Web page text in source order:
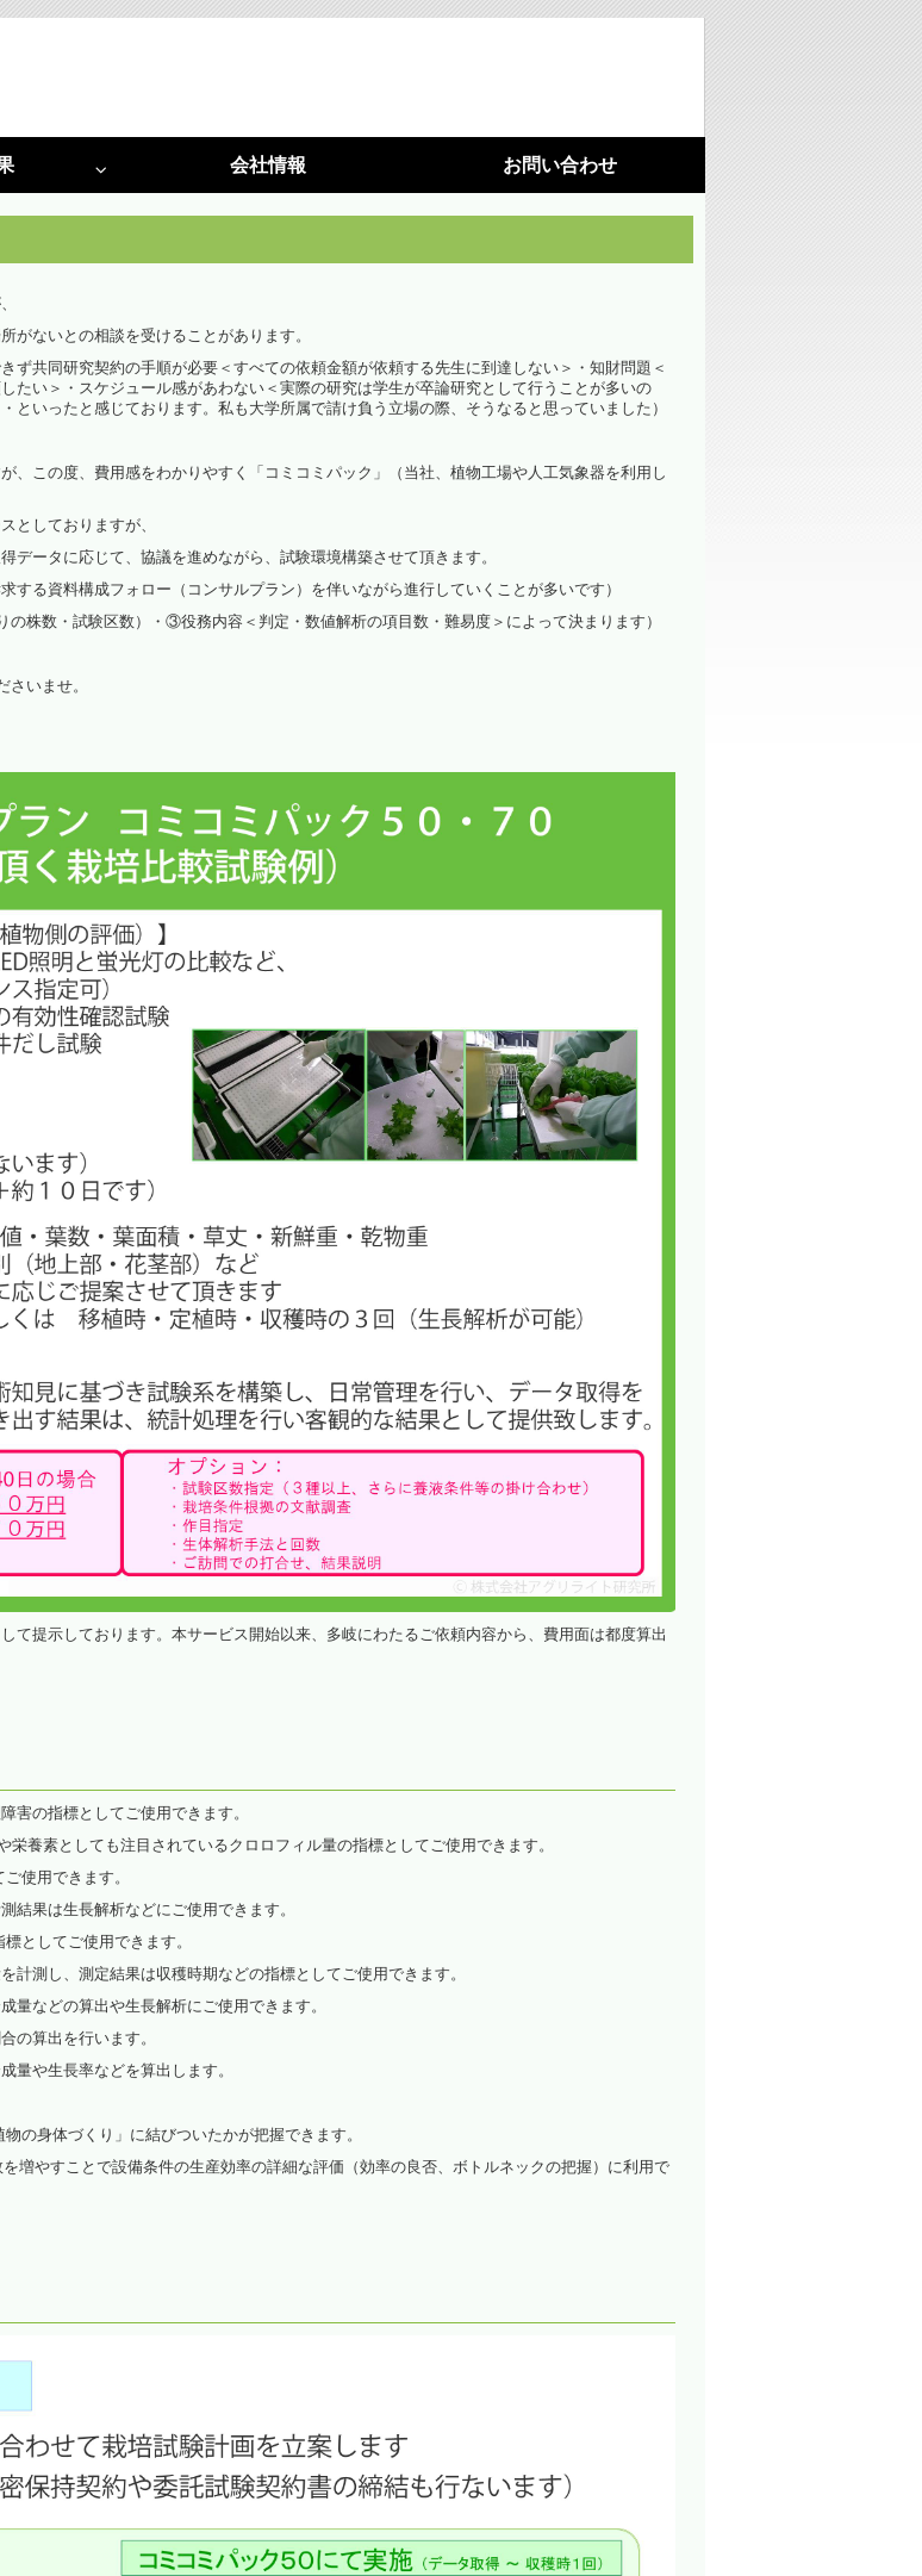
ント 植物工場コンサルタント
光環境構築
光環境構築
光環境高効率化
植物観察
藻が活着しにくいシート
植物工場考え方（ＤＶＤ）
パルス制御
（資料作成・講演・講師）
光環境構築
（ハウス用ＬＥＤ照明）
採択実績 利用機器
会社情報 お問い合わせ
がないとの相談を受けることがあります。
ず共同研究契約の手順が必要＜すべての依頼金額が依頼する先生に到達しない＞・知財問題＜
たい＞・スケジュール感があわない＜実際の研究は学生が卒論研究として行うことが多いの
いったと感じております。私も大学所属で請け負う立場の際、そうなると思っていました）
、この度、費用感をわかりやすく「コミコミパック」（当社、植物工場や人工気象器を利用し
としておりますが、
ータに応じて、協議を進めながら、試験環境構築させて頂きます。
する資料構成フォロー（コンサルプラン）を伴いながら進行していくことが多いです）
株数・試験区数）・③役務内容＜判定・数値解析の項目数・難易度＞によって決まります）
さいませ。
て提示しております。本サービス開始以来、多岐にわたるご依頼内容から、費用面は都度算出
の指標としてご使用できます。
素としても注目されているクロロフィル量の指標としてご使用できます。
用できます。
果は生長解析などにご使用できます。
してご使用できます。
測し、測定結果は収穫時期などの指標としてご使用できます。
などの算出や生長解析にご使用できます。
算出を行います。
や生長率などを算出します。
身体づくり」に結びついたかが把握できます。
やすことで設備条件の生産効率の詳細な評価（効率の良否、ボトルネックの把握）に利用で